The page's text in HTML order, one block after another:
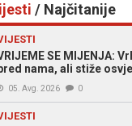
/ Najčitanije
SE MIJENJA:
nama, ali stiže
05. Avg. 2026 0